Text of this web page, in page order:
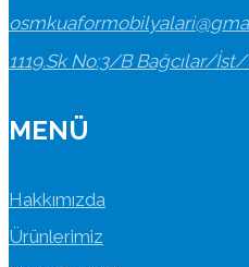
1119.Sk No:3/B Bağcılar/
MENÜ
Hakkımızda
Ürünlerimiz